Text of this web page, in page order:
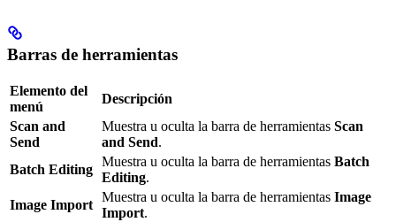
Barras de herramientas
Elemento del
menú
Descripción
Scan and
Send
Muestra u oculta la barra de herramientas Scan
and Send.
Batch Editing
Muestra u oculta la barra de herramientas Batch
Editing.
Image Import
Muestra u oculta la barra de herramientas Image
Import.